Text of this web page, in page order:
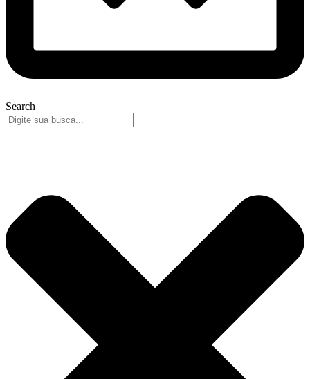
Search